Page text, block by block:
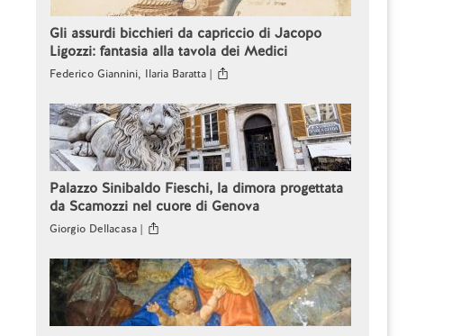
Gli assurdi bicchieri da capriccio di Jacopo
Ligozzi: fantasia alla tavola dei Medici
Federico Giannini, Ilaria Baratta |
Palazzo Sinibaldo Fieschi, la dimora progettata
da Scamozzi nel cuore di Genova
Giorgio Dellacasa |